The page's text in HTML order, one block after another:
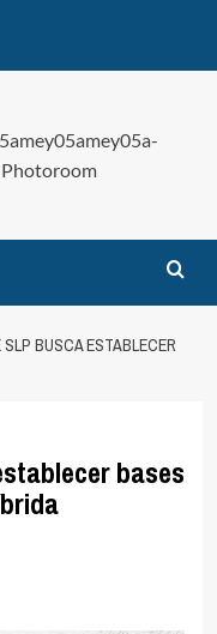
BUSCA ESTABLECER
bases